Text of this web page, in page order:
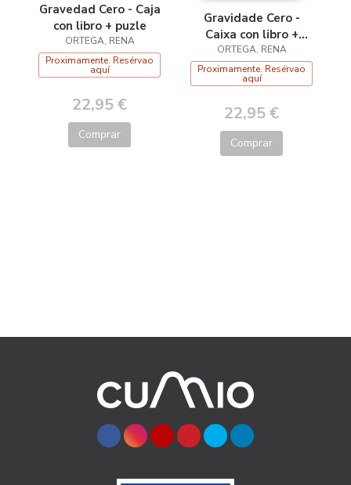
Gravedad Cero - Caja
con libro + puzle
ORTEGA, RENA
Proximamente. Resérvao
aquí
22,95 €
Comprar
Gravidade Cero -
Caixa con libro +
quebracabezas
ORTEGA, RENA
Proximamente. Resérvao
aquí
22,95 €
Comprar